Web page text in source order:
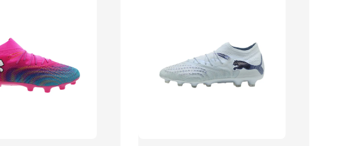
TWG 防滑襪 V2 TWG 防滑襪
TWG 防滑襪 小童
6-10歲